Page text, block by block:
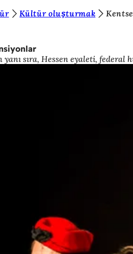
Kültür oluşturmak
yanı sıra, Hessen eyaleti,